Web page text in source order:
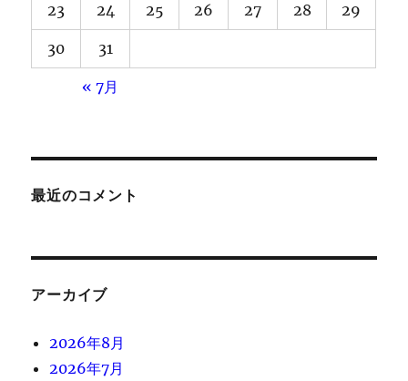
23 24 25 26 27 28 29
30 31
« 7月
最近のコメント
アーカイブ
2026年8月
2026年7月